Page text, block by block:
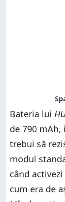
Bateria lui
de 790 mAh,
trebui să
modul
când activezi
cum era de